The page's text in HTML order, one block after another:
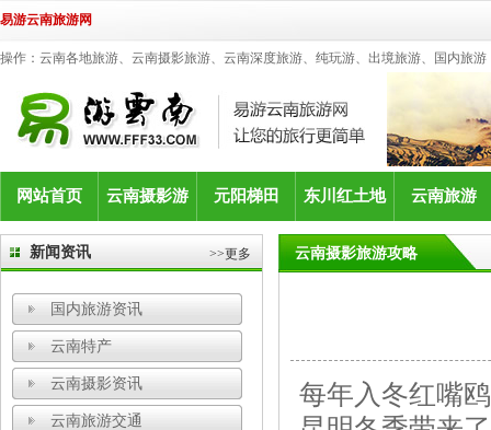
易游云南旅游网
操作：云南各地旅游、云南摄影旅游、云南深度旅游、纯玩游、出境旅游、国内旅
网站首页 云南摄影游 元阳梯田 东川红土地 云南旅游
新闻资讯 >>更多
国内旅游资讯
云南特产
云南摄影资讯
云南旅游交通
云南摄影旅游攻略
每年入冬红嘴